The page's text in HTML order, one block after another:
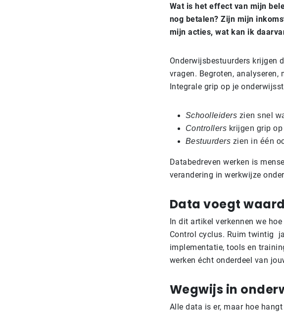
Wat is het effect van mijn
nog betalen? Zijn mijn
mijn acties, wat kan ik
Onderwijsbestuurders krijgen
vragen. Begroten,
Integrale grip op je
Schoolleiders zien snel
Controllers krijgen grip
Bestuurders zien in één
Databedreven werken is
verandering in werkwijze
Data voegt
In dit artikel verkennen we
Control cyclus. Ruim twintig
implementatie, tools en
werken écht onderdeel van
Wegwijs in
Alle data is er, maar hoe